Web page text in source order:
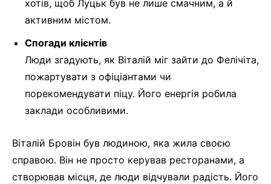
хотів, щоб Луцьк був не лише смачним, а й
активним містом.
Спогади клієнтів
Люди згадують, як Віталій міг зайти до Фелічіта,
пожартувати з офіціантами чи
порекомендувати піцу. Його енергія робила
заклади особливими.
Віталій Бровін був людиною, яка жила своєю
справою. Він не просто керував ресторанами, а
створював місця, де люди відчували радість. Його